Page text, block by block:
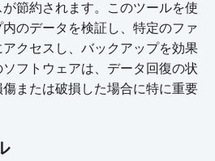
節約されます。このツールを使
のデータを検証し、特定のファ
クセスし、バックアップを効果
フトウェアは、データ回復の状
または破損した場合に特に重要